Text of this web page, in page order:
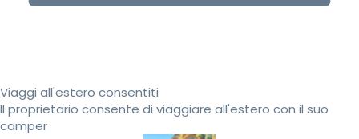
Viaggi all'estero consentiti
Il proprietario consente di viaggiare all'estero con il suo
camper